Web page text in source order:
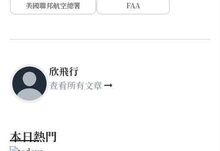
美國聯邦航空總署
FAA
欣飛行
查看所有文章
本日熱門